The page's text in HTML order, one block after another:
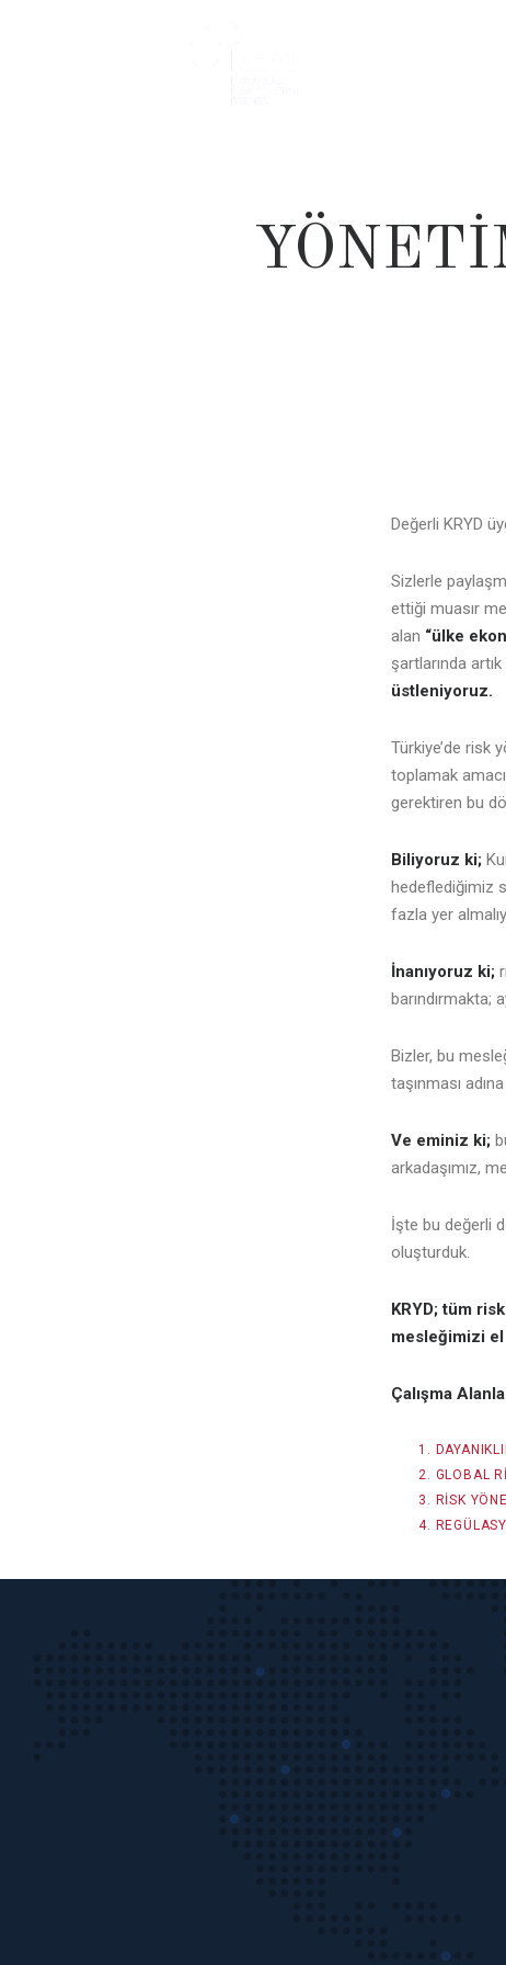
Değerli KRYD
Sizlerle
ettiği muasır
alan “ülke
şartlarında
üstleniyoruz.
Türkiye’de risk
toplamak
gerektiren bu
Biliyoruz ki;
hedeflediğimiz
fazla yer
İnanıyoruz ki;
barındırmakta;
Bizler, bu
taşınması
Ve eminiz ki;
arkadaşımız,
İşte bu değerli
oluşturduk.
KRYD; tüm
mesleğimizi
Çalışma
GLOBAL
RISK